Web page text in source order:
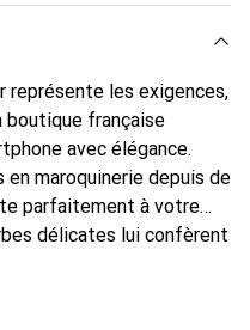
représente les exigences,
française
avec élégance.
maroquinerie depuis de
parfaitement à votre
délicates lui confèrent
Reconnu